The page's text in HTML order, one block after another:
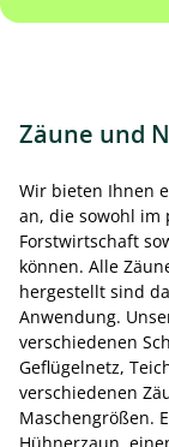
Zäune und
Wir bieten Ihnen
an, die sowohl im
Forstwirtschaft
können. Alle
hergestellt sind
Anwendung.
verschiedenen
Geflügelnetz,
verschiedenen
Maschengrößen.